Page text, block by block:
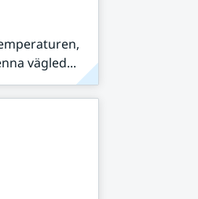
vägled...